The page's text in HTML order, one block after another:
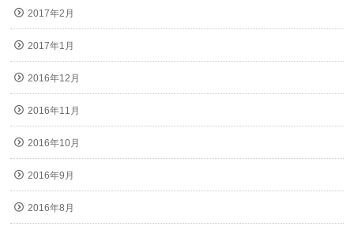
2017年2月
2017年1月
2016年12月
2016年11月
2016年10月
2016年9月
2016年8月